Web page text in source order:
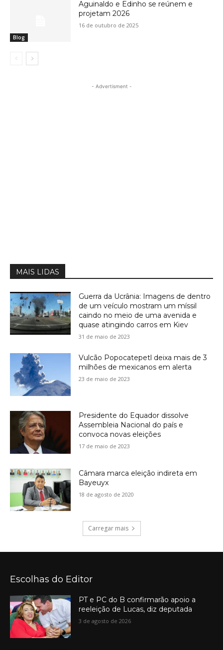
Blog
Aguinaldo e Edinho se reúnem e
projetam 2026
16 de outubro de 2025
- Advertisment -
MAIS LIDAS
Guerra da Ucrânia: Imagens de dentro
de um veículo mostram um míssil
caindo no meio de uma avenida e
quase atingindo carros em Kiev
31 de maio de 2023
Vulcão Popocatepetl deixa mais de 3
milhões de mexicanos em alerta
23 de maio de 2023
Presidente do Equador dissolve
Assembleia Nacional do país e
convoca novas eleições
17 de maio de 2023
Câmara marca eleição indireta em
Bayeuyx
18 de agosto de 2020
Carregar mais
Escolhas do Editor
PT e PC do B confirmarão apoio a
reeleição de Lucas, diz deputada
3 de agosto de 2026